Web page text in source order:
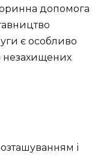
допомога
є особливо
незахищених
і